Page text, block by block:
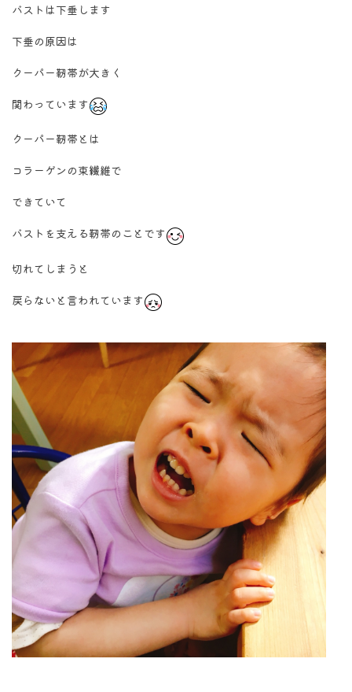
バストは下垂します
下垂の原因は
クーパー靭帯が大きく
関わっています
クーパー靭帯とは
コラーゲンの束繊維で
できていて
バストを支える靭帯のことです
切れてしまうと
戻らないと言われています